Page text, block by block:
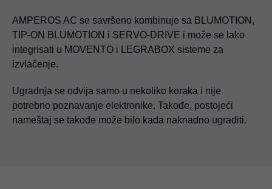
AMPEROS AC se savršeno kombinuje sa BLUMOTION,
TIP-ON BLUMOTION i SERVO-DRIVE i može se lako
integrisati u MOVENTO i LEGRABOX sisteme za
izvlačenje.
Ugradnja se odvija samo u nekoliko koraka i nije
potrebno poznavanje elektronike. Takođe, postojeći
nameštaj se takođe može bilo kada naknadno ugraditi.